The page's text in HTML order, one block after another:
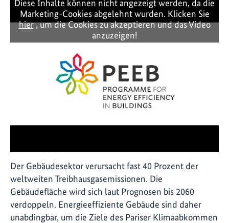
Diese Inhalte können nicht angezeigt werden, da die
Marketing-Cookies abgelehnt wurden. Klicken Sie
hier, um die Cookies zu akzeptieren und das Video
anzuzeigen!
Der Gebäudesektor verursacht fast 40 Prozent der
weltweiten Treibhausgasemissionen. Die
Gebäudefläche wird sich laut Prognosen bis 2060
verdoppeln. Energieeffiziente Gebäude sind daher
unabdingbar, um die Ziele des Pariser Klimaabkommen